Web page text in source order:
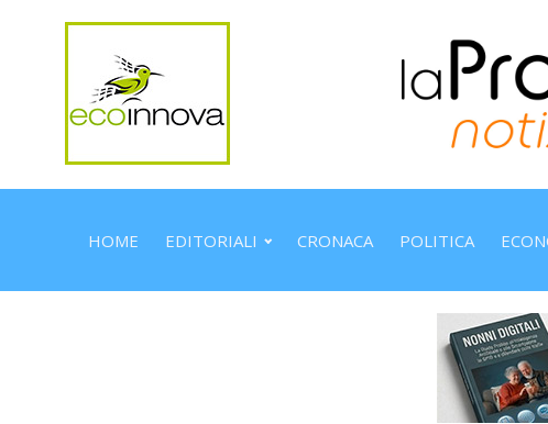
HOME EDITORIALI CRONACA POLITICA